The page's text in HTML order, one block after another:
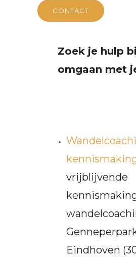
CONTACT
Zoek je hulp
omgaan met
vrijblijvende
Eindhoven